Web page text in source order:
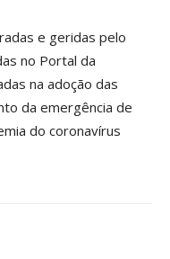
e geridas pelo
no Portal da
na adoção das
da emergência de
do coronavírus